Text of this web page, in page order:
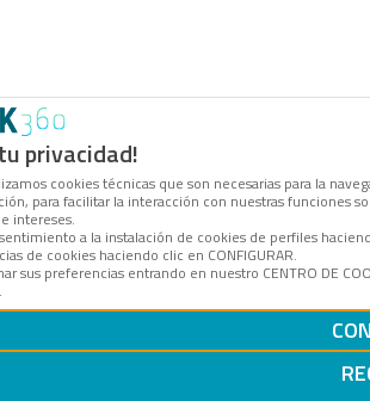
privacidad!
cookies técnicas que son necesarias para la
para facilitar la interacción con nuestras funciones
intereses.
a la instalación de cookies de perfiles
de cookies haciendo clic en CONFIGURAR.
sus preferencias entrando en nuestro CENTRO DE
.